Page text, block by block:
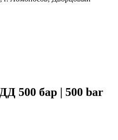
500 бар | 500 bar